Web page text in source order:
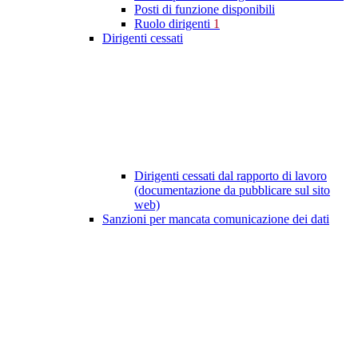
Posti di funzione disponibili
Ruolo dirigenti 1
Dirigenti cessati
Dirigenti cessati dal rapporto di lavoro
(documentazione da pubblicare sul sito
web)
Sanzioni per mancata comunicazione dei dati